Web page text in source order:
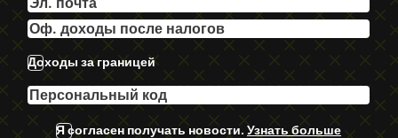
Доходы за границей
Я согласен получать новости. Узнать больше